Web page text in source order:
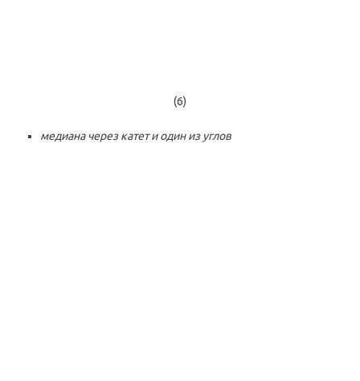
(6)
медиана через катет и один из углов